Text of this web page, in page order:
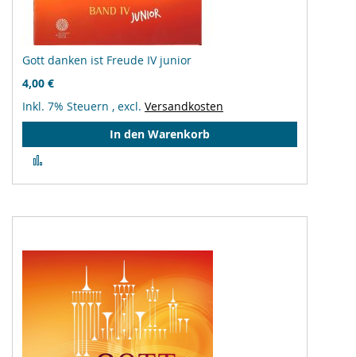
Gott danken ist Freude IV junior
4,00 €
Inkl. 7% Steuern , excl. Versandkosten
In den Warenkorb
hinzufügen